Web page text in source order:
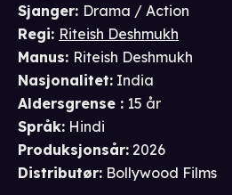
Sjanger: Drama / Action
Regi: Riteish Deshmukh
Manus: Riteish Deshmukh
Nasjonalitet: India
Aldersgrense : 15 år
Språk: Hindi
Produksjonsår: 2026
Distributør: Bollywood Films